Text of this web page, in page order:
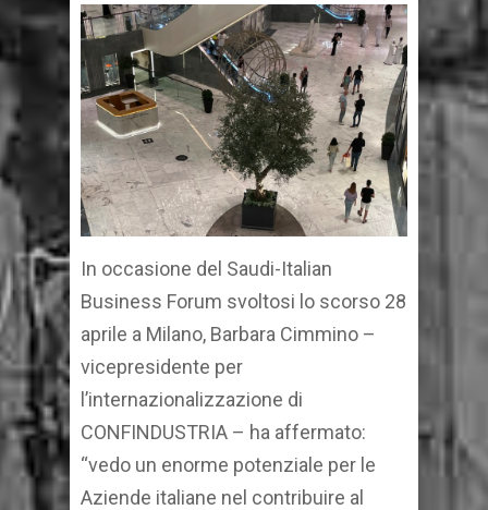
In occasione del Saudi-Italian
Business Forum svoltosi lo scorso 28
aprile a Milano, Barbara Cimmino –
vicepresidente per
l’internazionalizzazione di
CONFINDUSTRIA – ha affermato:
“vedo un enorme potenziale per le
Aziende italiane nel contribuire al